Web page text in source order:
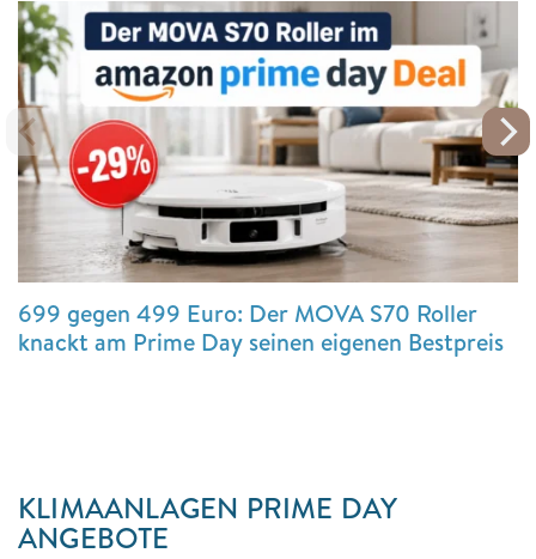
699 gegen 499 Euro: Der MOVA S70 Roller
knackt am Prime Day seinen eigenen Bestpreis
KLIMAANLAGEN PRIME DAY
ANGEBOTE